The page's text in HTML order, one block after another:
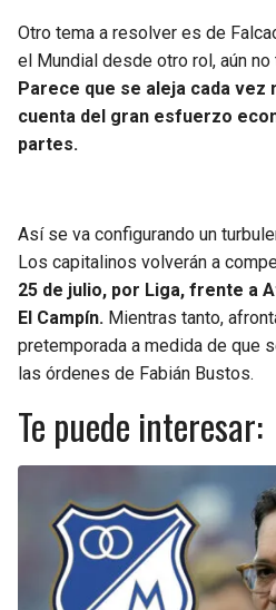
Otro tema a resolver es de
el Mundial desde otro rol, aún
Parece que se aleja cada vez
cuenta del gran esfuerzo
partes.
Así se va configurando un
Los capitalinos volverán a
25 de julio, por Liga, frente a
El Campín. Mientras tanto,
pretemporada a medida de que
las órdenes de Fabián Bustos.
Te puede interesar: